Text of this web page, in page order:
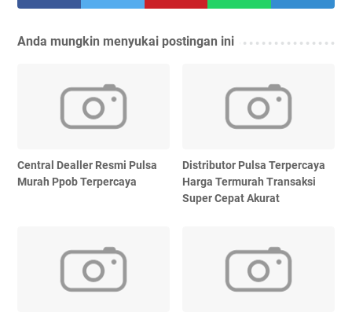
Anda mungkin menyukai postingan ini
Central Dealler Resmi Pulsa
Murah Ppob Terpercaya
Distributor Pulsa Terpercaya
Harga Termurah Transaksi
Super Cepat Akurat